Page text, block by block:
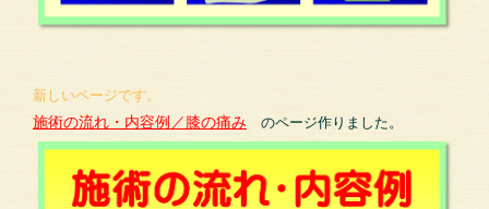
新しいページです。
施術の流れ・内容例／膝の痛み のページ作りました。